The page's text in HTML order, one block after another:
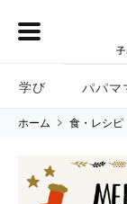
子
学び パパマ
ホーム 食・レシピ